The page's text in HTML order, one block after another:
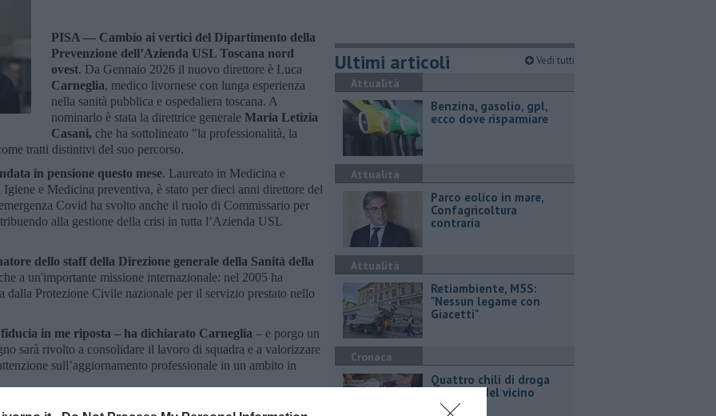
PISA — Cambio ai vertici del Dipartimento della
Prevenzione dell’Azienda USL Toscana nord
ovest. Da Gennaio 2026 il nuovo direttore è Luca
Carneglia, medico livornese con lunga esperienza
nella sanità pubblica e ospedaliera toscana. A
nominarlo è stata la direttrice generale Maria Letizia
Casani, che ha sottolineato "la professionalità, la
tratti distintivi del suo percorso.
in pensione questo mese. Laureato in Medicina e
e Medicina preventiva, è stato per dieci anni direttore del
Covid ha svolto anche il ruolo di Commissario per
alla gestione della crisi in tutta l’Azienda USL
dello staff della Direzione generale della Sanità della
a un'importante missione internazionale: nel 2005 ha
dalla Protezione Civile nazionale per il servizio prestato nello
in me riposta – ha dichiarato Carneglia – e porgo un
sarà rivolto a consolidare il lavoro di squadra e a valorizzare
sull’aggiornamento professionale in un ambito in
didattica all’Università di Pisa
Ultimi articoli Vedi tutti
Attualità
​Benzina, gasolio, gpl,
ecco dove risparmiare
Attualità
Parco eolico in mare,
Confagricoltura
contraria
Attualità
Retiambiente, M5S:
"Nessun legame con
Giacetti"
Cronaca
Quattro chili di droga
nel frigo del vicino